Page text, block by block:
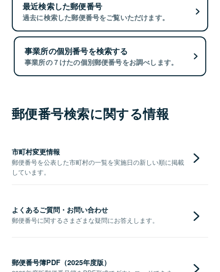
最近検索した郵便番号
過去に検索した郵便番号をご覧いただけます。
事業所の個別番号を検索する
事業所の７けたの個別郵便番号をお調べします。
郵便番号検索に関する情報
市町村変更情報
郵便番号を公表した市町村の一覧を実施日の新しい順に掲載
しています。
よくあるご質問・お問い合わせ
郵便番号に関するさまざまな疑問にお答えします。
郵便番号簿PDF（2025年度版）